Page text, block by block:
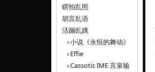
瞎拍乱照
胡言乱语
活蹦乱跳
小说《永恒的舞动》
Effie
Cassotis IME 言泉输